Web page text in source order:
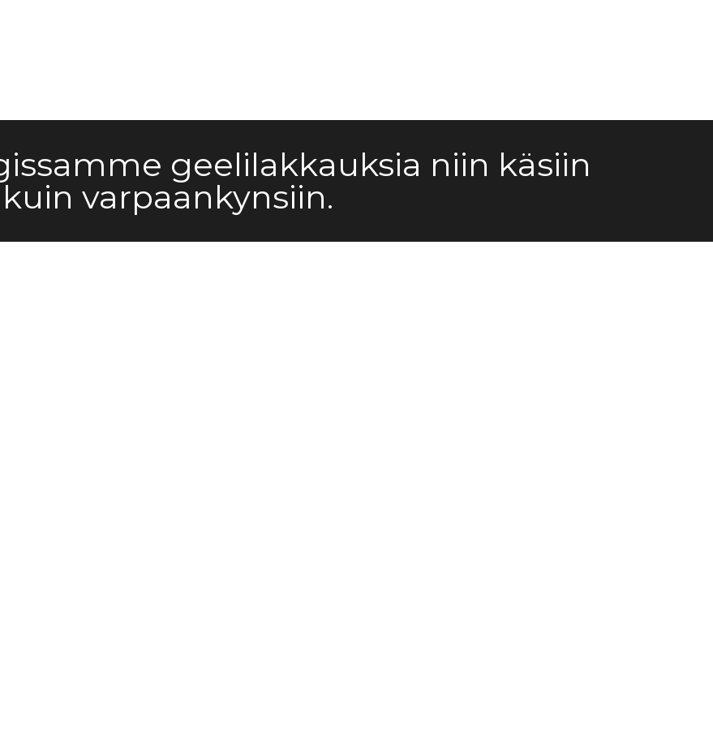
geelilakkauksia niin käsiin
kuin varpaankynsiin.